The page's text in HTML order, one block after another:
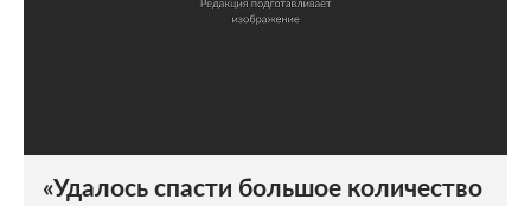
«Удалось спасти большое количество